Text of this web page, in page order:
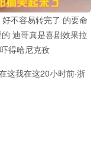
好不容易转完了 的要命
迪哥真是喜剧效果拉
得哈尼克孜
这我在这20小时前·浙